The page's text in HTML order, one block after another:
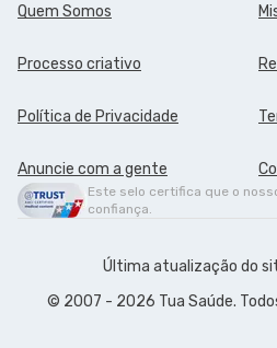
Quem Somos
Processo criativo
Política de Privacidade
Anuncie com a gente
Este selo certifica que o
confiança.
Última atualização do
© 2007 - 2026 Tua Saúde.